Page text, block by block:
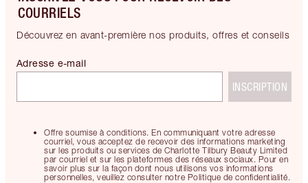
COURRIELS
Découvrez en avant-première nos produits, offres et conseils
Offre soumise à conditions. En communiquant votre adresse
courriel, vous acceptez de recevoir des informations marketing
sur les produits ou services de Charlotte Tilbury Beauty Limited
par courriel et sur les plateformes des réseaux sociaux. Pour en
savoir plus sur la façon dont nous utilisons vos informations
personnelles, veuillez consulter notre Politique de confidentialité.
Adresse e-mail
INSCRIPTION